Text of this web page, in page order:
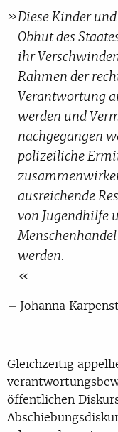
Diese Kinder
Obhut des
ihr
Rahmen der
Verantwortung
werden und
nachgegangen
polizeiliche
ausreichende
von Jugendhilfe
werden.
– Johanna
Gleichzeitig
öffentlichen